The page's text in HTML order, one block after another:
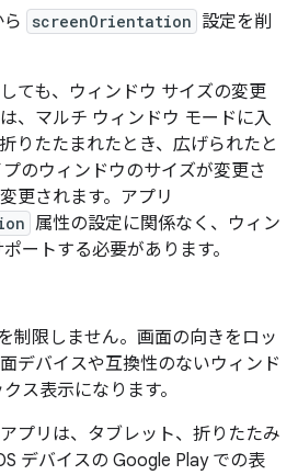
screenOrientation 設定を削
ても、ウィンドウ サイズの変更
、マルチ ウィンドウ モードに入
りたたまれたとき、広げられたと
のウィンドウのサイズが変更さ
更されます。アプリ
属性の設定に関係なく、ウィン
ートする必要があります。
制限しません。画面の向きをロッ
デバイスや互換性のないウィンド
ス表示になります。
プリは、タブレット、折りたたみ
デバイスの Google Play での表